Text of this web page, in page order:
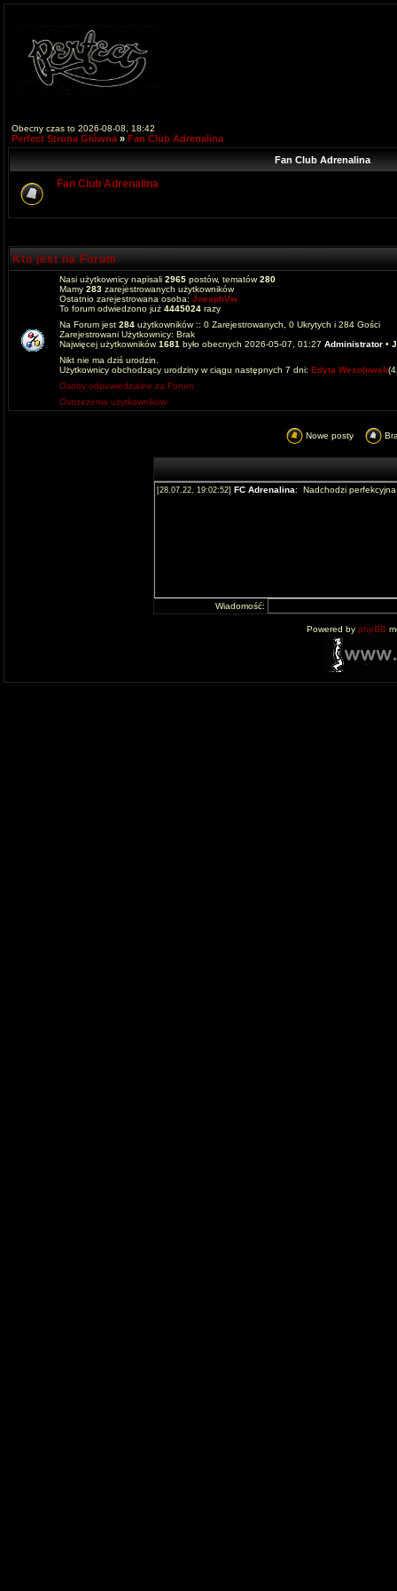
Obecny czas to 2026-08-08, 18:42
Perfect Strona Główna » Fan Club Adrenalina
Fan Club Adrenalina
Fan Club Adrenalina
Kto jest na Forum
Nasi użytkownicy napisali 2965 postów, tematów280
Mamy 283 zarejestrowanych użytkowników
Ostatnio zarejestrowana osoba: JoesphVw
To forum odwiedzono już 4445024 razy
Na Forum jest 284 użytkowników :: 0 Zarejestrowanych, 0 Ukrytych i 284 Gości
Zarejestrowani Użytkownicy: Brak
Najwięcej użytkowników1681 było obecnych 2026-05-07, 01:27 Administrator •
Nikt nie ma dziś urodzin.
Użytkownicy obchodzący urodziny w ciągu następnych 7 dni: Edyta Wesolowsk
Osoby odpowiedzialne za Forum
Ostrzeżenia użytkowników
Nowe posty
Wiadomość:
Powered by phpBB